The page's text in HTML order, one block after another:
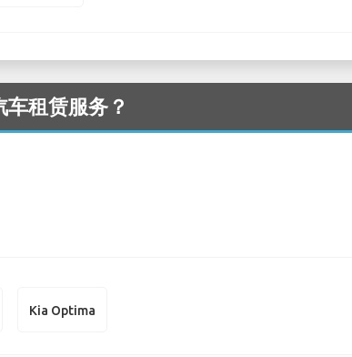
租赁服务？
Kia Optima